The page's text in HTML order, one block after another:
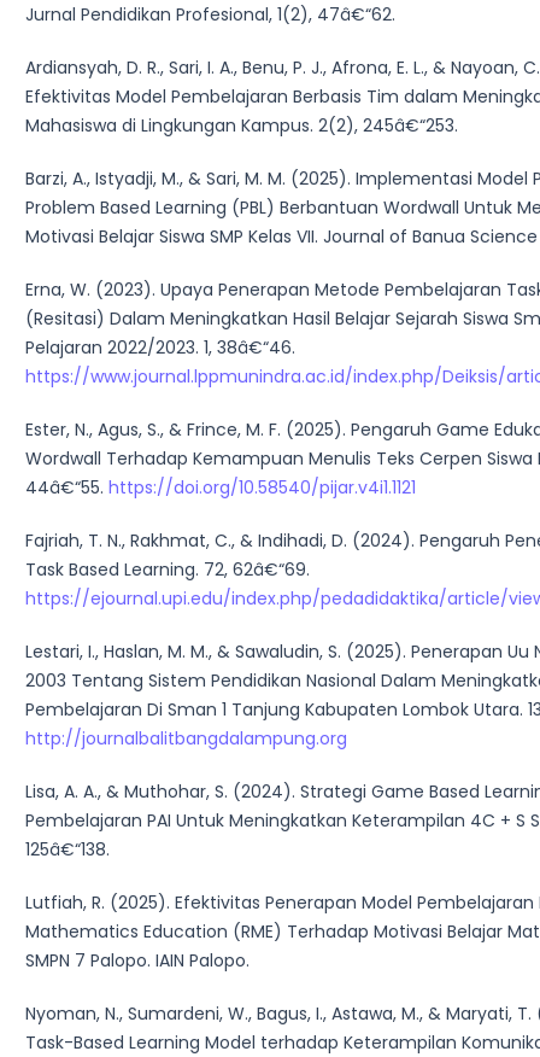
Jurnal Pendidikan Profesional, 1(2), 47â€“62.
Ardiansyah, D. R., Sari, I. A., Benu, P. J., Afrona, E. L., & Nayoan,
Efektivitas Model Pembelajaran Berbasis Tim dalam
Mahasiswa di Lingkungan Kampus. 2(2), 245â€“253.
Barzi, A., Istyadji, M., & Sari, M. M. (2025). Implementasi Model
Problem Based Learning (PBL) Berbantuan Wordwall Untuk
Motivasi Belajar Siswa SMP Kelas VII. Journal of Banua
Erna, W. (2023). Upaya Penerapan Metode Pembelajaran
(Resitasi) Dalam Meningkatkan Hasil Belajar Sejarah Siswa
Pelajaran 2022/2023. 1, 38â€“46.
https://www.journal.lppmunindra.ac.id/index.php/Deiksis/
Ester, N., Agus, S., & Frince, M. F. (2025). Pengaruh Game
Wordwall Terhadap Kemampuan Menulis Teks Cerpen Siswa
44â€“55. https://doi.org/10.58540/pijar.v4i1.1121
Fajriah, T. N., Rakhmat, C., & Indihadi, D. (2024). Pengaruh
Task Based Learning. 72, 62â€“69.
https://ejournal.upi.edu/index.php/pedadidaktika/article/
Lestari, I., Haslan, M. M., & Sawaludin, S. (2025). Penerapan
2003 Tentang Sistem Pendidikan Nasional Dalam
Pembelajaran Di Sman 1 Tanjung Kabupaten Lombok Utara.
http://journalbalitbangdalampung.org
Lisa, A. A., & Muthohar, S. (2024). Strategi Game Based
Pembelajaran PAI Untuk Meningkatkan Keterampilan 4C + S
125â€“138.
Lutfiah, R. (2025). Efektivitas Penerapan Model Pembelajaran
Mathematics Education (RME) Terhadap Motivasi Belajar
SMPN 7 Palopo. IAIN Palopo.
Nyoman, N., Sumardeni, W., Bagus, I., Astawa, M., & Maryati,
Task-Based Learning Model terhadap Keterampilan